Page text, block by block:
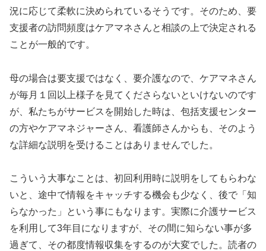
況に応じて柔軟に決められているそうです。そのため、要
支援者の訪問頻度はケアマネさんと相談の上で決定される
ことが一般的です。
母の場合は要支援ではなく、要介護なので、ケアマネさん
が毎月１回以上様子を見てくださらないといけないのです
が、私たちがサービスを開始した時は、包括支援センター
の方やケアマネジャーさん、看護師さんからも、そのよう
な詳細な説明を受けることはありませんでした。
こういう大事なことは、初回利用時に説明をしてもらわな
いと、途中で情報をキャッチする機会も少なく、後で「知
らなかった」という事にもなります。実際に介護サービス
を利用して3年目になりますが、その間に知らない事が多
過ぎて、その都度情報収集をするのが大変でした。読者の